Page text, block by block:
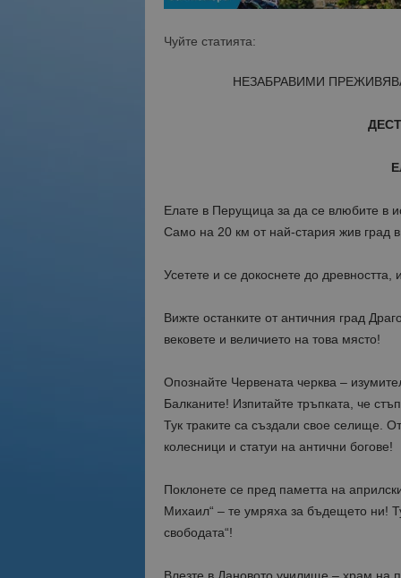
Чуйте статията:
НЕЗАБРАВИМИ
Елате в Перущица за да се влюбите в
Само на 20 км от най-стария жив град
Усетете и се докоснете до
Вижте останките от античния град
вековете и величието на това място!
Опознайте Червената черква –
Балканите! Изпитайте тръпката, че
Тук траките са създали свое селище.
колесници и статуи на антични богове!
Поклонете се пред паметта на
Михаил“ – те умряха за бъдещето ни!
свободата“!